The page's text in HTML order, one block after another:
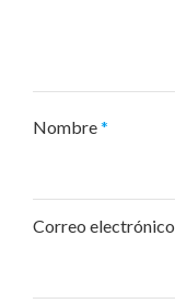
Nombre*
Correo electrónico